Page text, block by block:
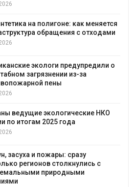
на полигоне: как меняется
обращения с отходами
экологи предупредили о
загрязнении из-за
пены
ведущие экологические НКО
по итогам 2025 года
засуха и пожары: сразу
регионов столкнулись с
природными